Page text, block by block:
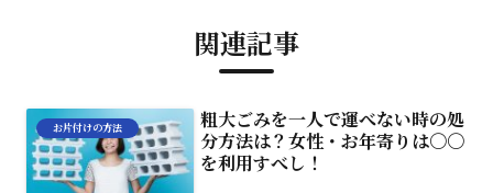
関連記事
お片付けの方法
粗大ごみを一人で運べない時の処
分方法は？女性・お年寄りは〇〇
を利用すべし！